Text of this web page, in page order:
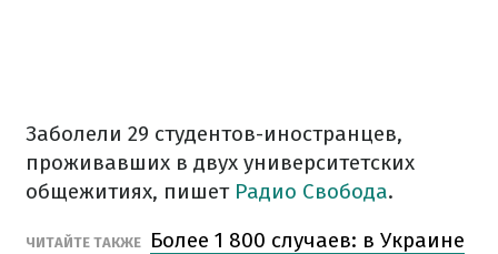
Заболели 29 студентов-иностранцев,
проживавших в двух университетских
общежитиях, пишет Радио Свобода.
ЧИТАЙТЕ ТАКЖЕ
Более 1 800 случаев: в Украине